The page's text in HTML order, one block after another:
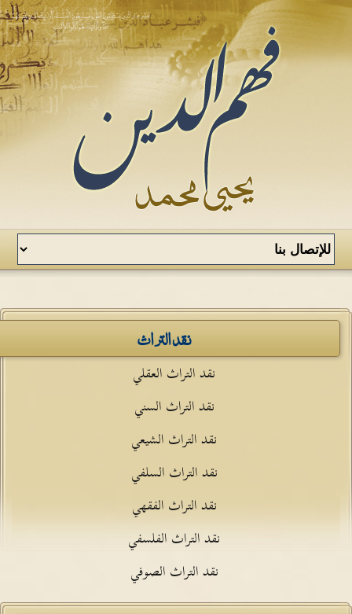
نقد التراث
نقد التراث العقلي
نقد التراث السني
نقد التراث الشيعي
نقد التراث السلفي
نقد التراث الفقهي
نقد التراث الفلسفي
نقد التراث الصوفي